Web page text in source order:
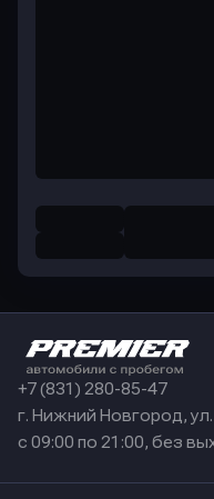
+7 (831) 280-85-47
г. Нижний Новгород,
с 09:00 по 21:00, без